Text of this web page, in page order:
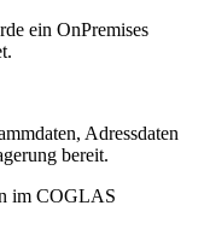
ein OnPremises
Adressdaten
bereit.
im COGLAS